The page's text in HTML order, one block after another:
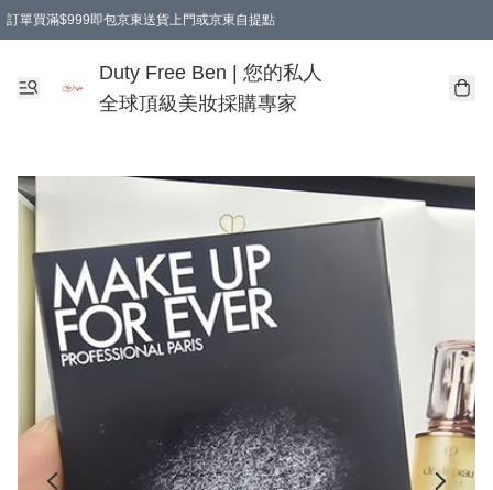
訂單買滿$999即包京東送貨上門或京東自提點
Duty Free Ben | 您的私人
全球頂級美妝採購專家